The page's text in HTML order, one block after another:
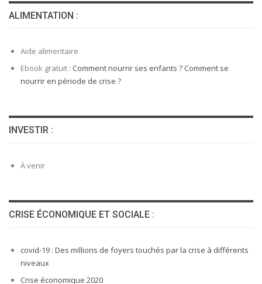
ALIMENTATION :
Aide alimentaire
Ebook gratuit : Comment nourrir ses enfants ? Comment se
nourrir en période de crise ?
INVESTIR :
À venir
CRISE ÉCONOMIQUE ET SOCIALE :
covid-19 : Des millions de foyers touchés par la crise à différents
niveaux
Crise économique 2020